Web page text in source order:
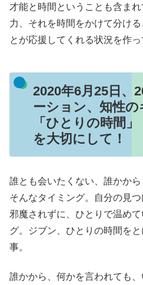
才能と時間ということも含ま
力、それを時間をかけて分け
とが応援してくれる状況を作っ
2020年6月25日、
ーション、知性の
「ひとりの時間」
を大切にして！
誰とも会いたくない、誰かから
そんなタイミング。自分の見
邪魔されずに、ひとりで温め
グ。ジブン、ひとりの時間を
事。
誰かから、何かを言われても